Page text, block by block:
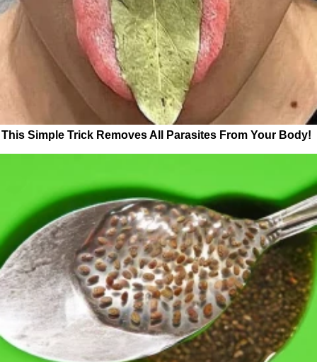
This Simple Trick Removes All Parasites From Your Body!